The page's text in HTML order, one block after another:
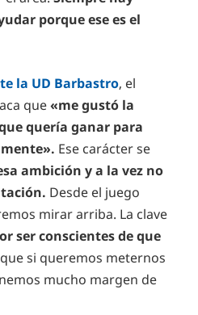
porque ese es el
la UD Barbastro, el
que«me gustó la
quería ganar para
Ese carácter se
ambición y a la vez no
Desde el juego
mirar arriba. La clave
ser conscientes de que
si queremos meternos
mucho margen de